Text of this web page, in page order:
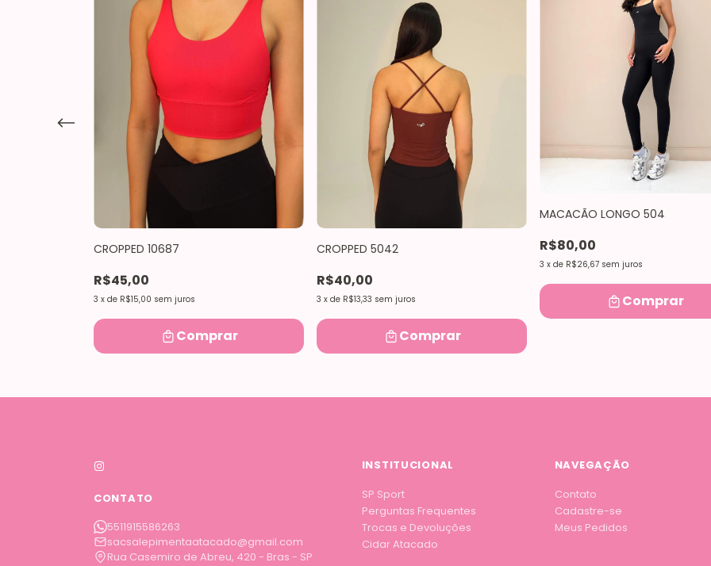
CROPPED 10687
R$45,00
3 x de R$15,00 sem juros
Comprar
CROPPED 5042
R$40,00
3 x de R$13,33 sem juros
Comprar
MACACÃO LONGO 504
R$80,00
3 x de R$26,67 sem juros
Comprar
CONTATO
5511915586263
sacsalepimentaatacado@gmail.com
Rua Casemiro de Abreu, 420 - Bras - SP
INSTITUCIONAL
SP Sport
Perguntas Frequentes
Trocas e Devoluções
Cidar Atacado
NAVEGAÇÃO
Contato
Cadastre-se
Meus Pedidos